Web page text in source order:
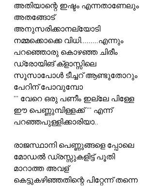
അതിയാന്റെ ഇഷ്ടം എന്നതാണേലും
അനുസരിക്കാനല്യോടി
നമ്മക്കൊക്കെ വിധി.........എന്നും
പറഞ്ഞൊരു കൊഴഞ്ഞ ചിരീം
ഡ്രോയിങ് ക്‌ളാസ്സിലെ
സൂസാപോൾ ടീച്ചറ് ആണ്ടുതോറും
പേറിന് പോവുമ്പോ
"" വേറെ ഒരു പണീം ഇല്ലേ പിള്ളേ
ഈ പെണ്ണുമ്പിള്ളക്ക് "" എന്ന്
പറഞ്ഞപുള്ളിക്കാരിയാ..
രാജസ്ഥാനി പെണ്ണുങ്ങളെ പ്പോലെ
മോഡൽ ഡ്രസ്സുകളിട്ട് പൂതി
മാറാത്ത അവള്
കെട്ടുകഴിഞ്ഞതിന്റെ പിറ്റേന്ന് തന്നെ